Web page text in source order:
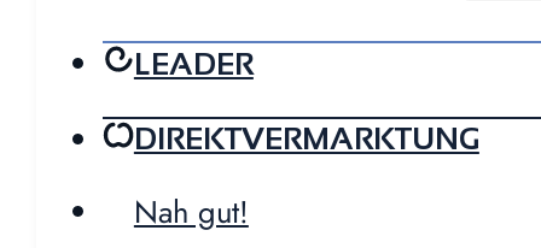
LEADER
DIREKTVERMARKTUNG
Nah gut!